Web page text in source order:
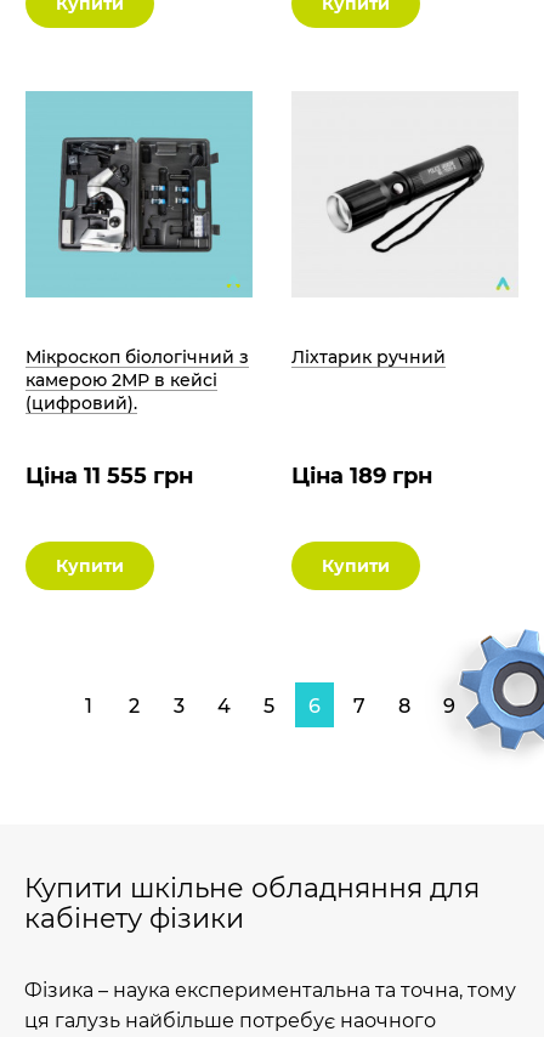
Мікроскоп біологічний з
камерою 2МР в кейсі
(цифровий).
Ціна 11 555 грн
Купити
Ліхтарик ручний
Ціна 189 грн
Купити
1 2 3 4 5 6 7 8 9
Купити шкільне обладняння для
кабінету фізики
Фізика – наука експериментальна та точна, тому
ця галузь найбільше потребує наочного